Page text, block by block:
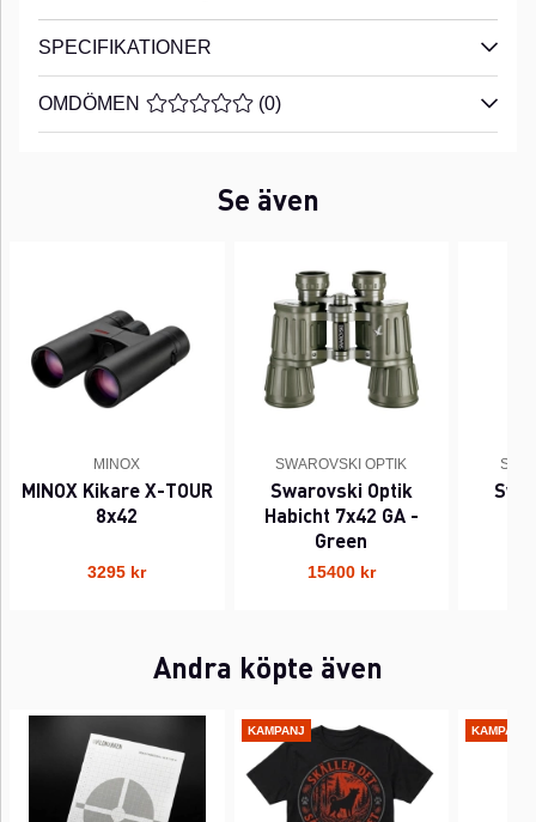
SPECIFIKATIONER
OMDÖMEN MEDELBETYG 0 AV 5 ANTAL BETYG 0
(0)
Se även
MINOX
MINOX Kikare X-TOUR
8x42
3295 kr
SWAROVSKI OPTIK
Swarovski Optik
Habicht 7x42 GA -
Green
15400 kr
Andra köpte även
KAMPANJ KAMPANJ